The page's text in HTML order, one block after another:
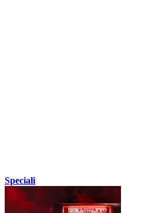
Speciali